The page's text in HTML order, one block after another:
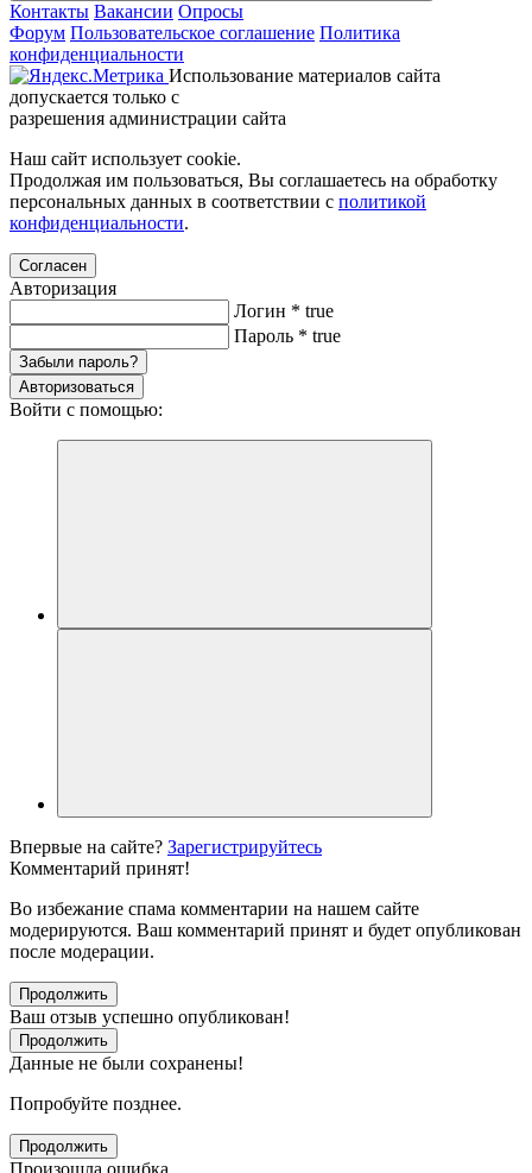
Контакты Вакансии Опросы
Форум Пользовательское соглашение Политика
конфиденциальности
Использование материалов сайта
допускается только с
разрешения администрации сайта
Наш сайт использует cookie.
Продолжая им пользоваться, Вы соглашаетесь на обработку
персональных данных в соответствии с политикой
конфиденциальности.
Согласен
Авторизация
Логин * true
Пароль * true
Забыли пароль?
Авторизоваться
Войти с помощью:
Впервые на сайте? Зарегистрируйтесь
Комментарий принят!
Во избежание спама комментарии на нашем сайте
модерируются. Ваш комментарий принят и будет опубликован
после модерации.
Продолжить
Ваш отзыв успешно опубликован!
Продолжить
Данные не были сохранены!
Попробуйте позднее.
Продолжить